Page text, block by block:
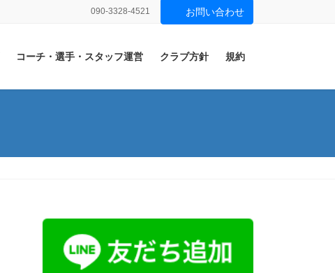
090-3328-4521 お問い合わせ
コーチ・選手・スタッフ運営 クラブ方針 規約